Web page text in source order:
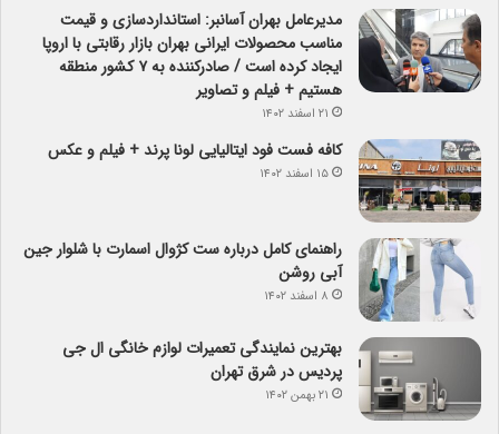
مدیرعامل بهران آسانبر: استانداردسازی و قیمت
مناسب محصولات ایرانی بهران بازار رقابتی با اروپا
ایجاد کرده است / صادرکننده به ۷ کشور منطقه
هستیم + فیلم و تصاویر
۲۱ اسفند ۱۴۰۲
کافه فست فود ایتالیایی لونا پرند + فیلم و عکس
۱۵ اسفند ۱۴۰۲
راهنمای کامل درباره ست کژوال اسمارت با شلوار جین
آبی روشن
۸ اسفند ۱۴۰۲
بهترین نمایندگی تعمیرات لوازم خانگی ال جی
پردیس در شرق تهران
۲۱ بهمن ۱۴۰۲